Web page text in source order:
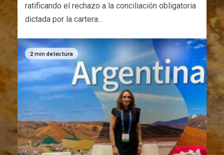
ratificando el rechazo a la conciliación obligatoria
dictada por la cartera...
2 min de lectura